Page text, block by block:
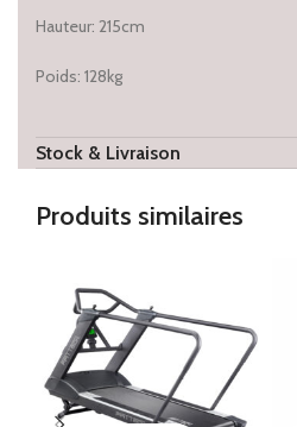
Hauteur: 215cm
Poids: 128kg
Stock & Livraison
Produits similaires